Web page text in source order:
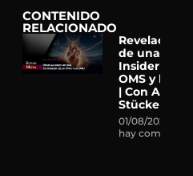
CONTENIDO
RELACIONADO
de una Ex-
Insider de la
OMS y la
| Con Astrid
01/08/2026
hay